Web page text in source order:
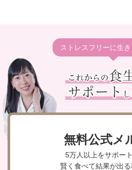
ストレスフリーに生き
無料公式メ
5万人以上をサポー
賢く食べて結果が出